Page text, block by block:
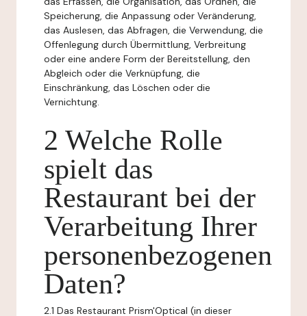
Speicherung, die Anpassung oder Veränderung,
das Auslesen, das Abfragen, die Verwendung, die
Offenlegung durch Übermittlung, Verbreitung
oder eine andere Form der Bereitstellung, den
Abgleich oder die Verknüpfung, die
Einschränkung, das Löschen oder die
Vernichtung.
2 Welche Rolle
spielt das
Restaurant bei der
Verarbeitung Ihrer
personenbezogenen
Daten?
2.1 Das Restaurant Prism'Optical (in dieser